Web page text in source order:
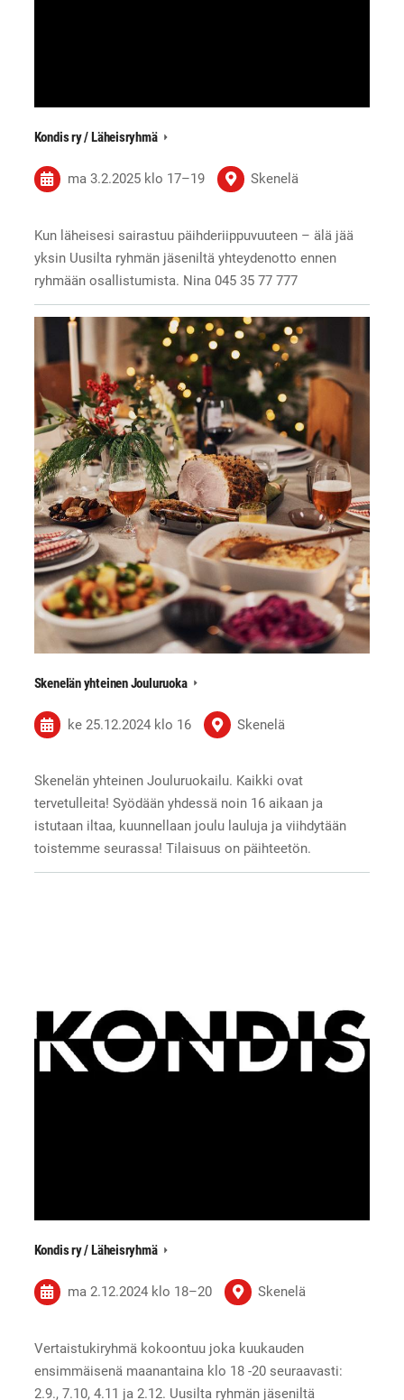
Kondis ry / Läheisryhmä
ma 3.2.2025 klo 17–19 Skenelä
Kun läheisesi sairastuu päihderiippuvuuteen – älä jää
yksin Uusilta ryhmän jäseniltä yhteydenotto ennen
ryhmään osallistumista. Nina 045 35 77 777
Skenelän yhteinen Jouluruoka
ke 25.12.2024 klo 16 Skenelä
Skenelän yhteinen Jouluruokailu. Kaikki ovat
tervetulleita! Syödään yhdessä noin 16 aikaan ja
istutaan iltaa, kuunnellaan joulu lauluja ja viihdytään
toistemme seurassa! Tilaisuus on päihteetön.
Kondis ry / Läheisryhmä
ma 2.12.2024 klo 18–20 Skenelä
Vertaistukiryhmä kokoontuu joka kuukauden
ensimmäisenä maanantaina klo 18 -20 seuraavasti:
2.9., 7.10, 4.11 ja 2.12. Uusilta ryhmän jäseniltä